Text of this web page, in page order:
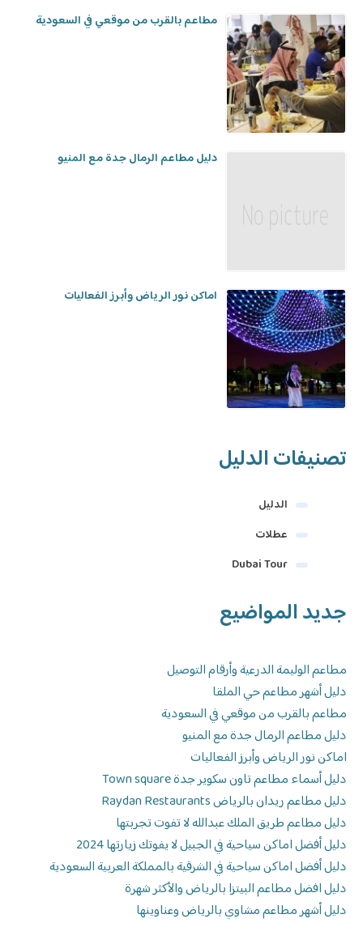
مطاعم بالقرب من موقعي في السعودية
دليل مطاعم الرمال جدة مع المنيو
اماكن نور الرياض وأبرز الفعاليات
تصنيفات الدليل
الدليل
عطلات
Dubai Tour
جديد المواضيع
مطاعم الوليمة الدرعية وأرقام التوصيل
دليل أشهر مطاعم حي الملقا
مطاعم بالقرب من موقعي في السعودية
دليل مطاعم الرمال جدة مع المنيو
اماكن نور الرياض وأبرز الفعاليات
دليل أسماء مطاعم تاون سكوير جدة Town square
دليل مطاعم ريدان بالرياض Raydan Restaurants
دليل مطاعم طريق الملك عبدالله لا تفوت تجربتها
دليل أفضل اماكن سياحية في الجبيل لا يفوتك زيارتها 2024
دليل أفضل اماكن سياحية في الشرقية بالمملكة العربية السعودية
دليل افضل مطاعم البيتزا بالرياض والأكثر شهرة
دليل أشهر مطاعم مشاوي بالرياض وعناوينها